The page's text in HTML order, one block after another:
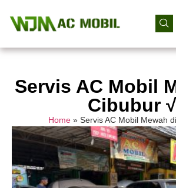
Servis AC Mobil
Cibubur √
Home » Servis AC Mobil Mewah